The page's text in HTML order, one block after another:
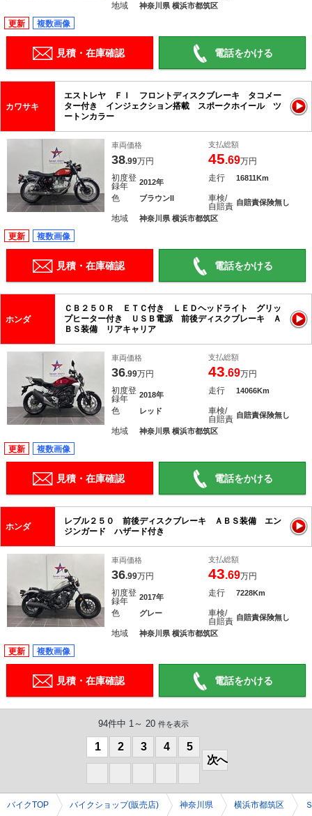
地域 神奈川県 横浜市都筑区
更新 複数画像
見積・在庫確認 電話をかける
カワサキ
エストレヤ ＦＩ フロントディスクブレーキ タコメー
ター付き インジェクション搭載 スポークホイール ツ
ートンカラー
車両価格
38.99万円
支払総額
45.69万円
初度登
録年
2012年 走行 16811Km
色 ブラウンII
車検/
自賠責 自賠責保険無し
地域 神奈川県 横浜市都筑区
更新 複数画像
見積・在庫確認 電話をかける
ホンダ
ＣＢ２５０Ｒ ＥＴＣ付き ＬＥＤヘッドライト グリッ
プヒーター付き ＵＳＢ電源 前後ディスクブレーキ Ａ
ＢＳ装備 リアキャリア
車両価格
36.99万円
支払総額
43.69万円
初度登
録年
2018年 走行 14066Km
色 レッド
車検/
自賠責 自賠責保険無し
地域 神奈川県 横浜市都筑区
更新 複数画像
見積・在庫確認 電話をかける
ホンダ
レブル２５０ 前後ディスクブレーキ ＡＢＳ装備 エン
ジンガード ハザード付き
車両価格
36.99万円
支払総額
43.69万円
初度登
録年
2017年 走行 7228Km
色 グレー
車検/
自賠責 自賠責保険無し
地域 神奈川県 横浜市都筑区
更新 複数画像
見積・在庫確認 電話をかける
94件中 1～ 20 件を表示
1 2 3 4 5
次へ
バイクTOP バイクショップ(販売店) 神奈川県 横浜市都筑区